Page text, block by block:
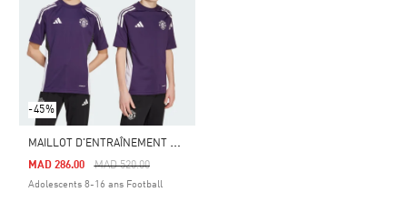
-45%
M
AILLOT D'ENTRAÎNEMENT MANCHESTER UNITED TIRO 25 COMPETITION ENFANTS
Price Reduced From
MAD 520.00To
MAD 286.00
Adolescents 8-16 ans Football